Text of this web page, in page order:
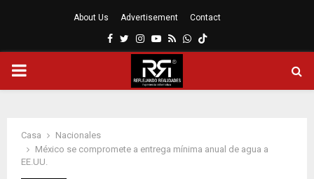
About Us Advertisement Contact
Facebook
Twitter
Instagram
Youtube
RssWhatsapp
MENÚ
Casa
Nacionales
México se compromete a entrega mínima anual de agua a
EE.UU.